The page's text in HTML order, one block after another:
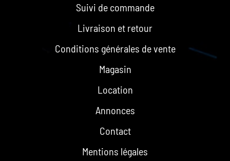
Suivi de commande
Livraison et retour
Conditions générales de vente
Magasin
Location
Annonces
Contact
Mentions légales